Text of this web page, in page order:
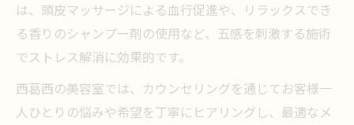
は、頭皮マッサージによる血行促進や、リラックスでき
る香りのシャンプー剤の使用など、五感を刺激する施術
でストレス解消に効果的です。
西葛西の美容室では、カウンセリングを通じてお客様一
人ひとりの悩みや希望を丁寧にヒアリングし、最適なメ